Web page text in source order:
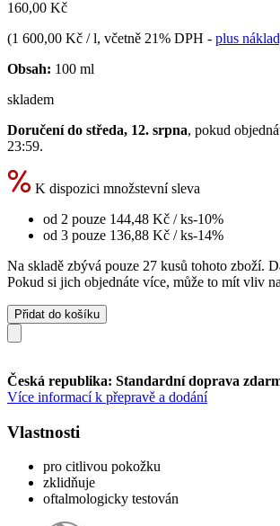
160,00 Kč
(1 600,00 Kč / l, včetně 21% DPH - plus
Obsah: 100 ml
skladem
Doručení do středa, 12. srpna, pokud
23:59.
K dispozici množstevní sleva
od 2 pouze 144,48 Kč / ks-10%
od 3 pouze 136,88 Kč / ks-14%
Na skladě zbývá pouze 27 kusů tohoto zboží.
Pokud si jich objednáte více, může to mít vliv
Přidat do košíku
Česká republika: Standardní doprava
Více informací k přepravě a dodání
Vlastnosti
pro citlivou pokožku
zklidňuje
oftalmologicky testován